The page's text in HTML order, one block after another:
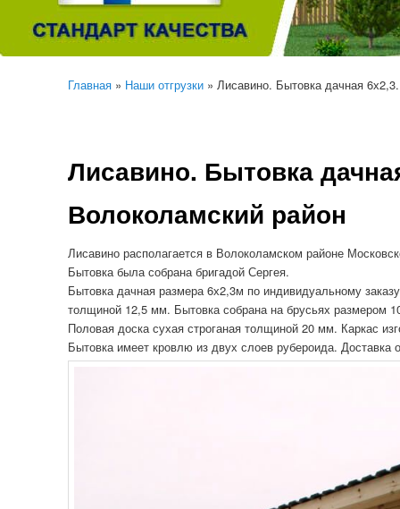
Главная » Наши отгрузки » Лисавино. Бытовка дачная
Лисавино. Бытовка
Волоколамский район
Лисавино располагается в Волоколамском районе
Бытовка была собрана бригадой Сергея.
Бытовка дачная размера 6х2,3м по индивидуальному
толщиной 12,5 мм. Бытовка собрана на брусьях размером
Половая доска сухая строганая толщиной 20 мм. Каркас
Бытовка имеет кровлю из двух слоев рубероида.